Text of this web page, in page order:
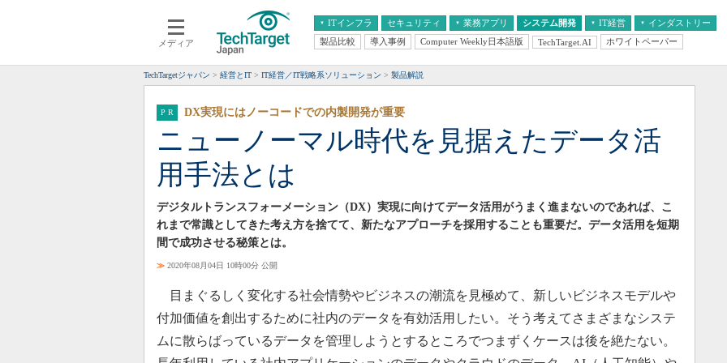
メディア
ITインフラ
クラウド
スマートモバイル
ネットワーク
システム運用管理
セキュリティ 業務アプリ
エンタープライズAI
ERP
CX
情報系システム
システム開発 IT経営
経営とIT
インダストリー
医療IT
製品比較 導入事例 Computer Weekly日本語版 TechTarget.AI ホワイトペーパー
TechTargetジャパン 経営とIT IT経営／IT戦略系ソリューション 製品解説
ニューノーマル時代を見据えたデータ活
用手法とは
DX実現にはノーコードでの内製開発が重要
デジタルトランスフォーメーション（DX）実現に向けてデータ活用がうまく進まないのであれば、こ
れまで常識としてきた考え方を捨てて、新たなアプローチを採用することも重要だ。データ活用を短期
間で成功させる秘策とは。
≫ 2020年08月04日 10時00分 公開
目まぐるしく変化する社会情勢やビジネスの潮流を見極めて、新しいビジネスモデルや
付加価値を創出するために社内のデータを有効活用したい。そう考えてさまざまなシステ
ムに散らばっているデータを管理しようとするところでつまずくケースは後を絶たない。